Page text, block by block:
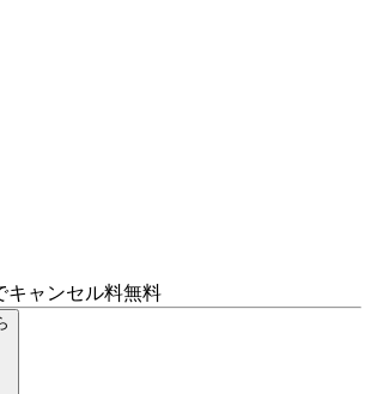
キャンセル料無料